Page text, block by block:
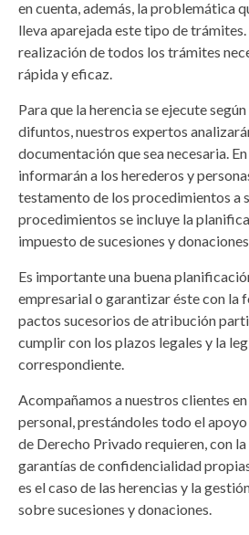
en cuenta, además, la problemática
lleva aparejada este tipo de
realización de todos los trámites
rápida y eficaz.
Para que la herencia se ejecute
difuntos, nuestros expertos
documentación que sea necesaria.
informarán a los herederos y
testamento de los procedimientos a
procedimientos se incluye la
impuesto de sucesiones y
Es importante una buena
empresarial o garantizar éste con la
pactos sucesorios de atribución
cumplir con los plazos legales y la
correspondiente.
Acompañamos a nuestros clientes
personal, prestándoles todo el
de Derecho Privado requieren, con
garantías de confidencialidad
es el caso de las herencias y la
sobre sucesiones y donaciones.